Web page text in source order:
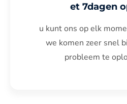
et 7dagen
u kunt ons op elk
we komen zeer snel
probleem te